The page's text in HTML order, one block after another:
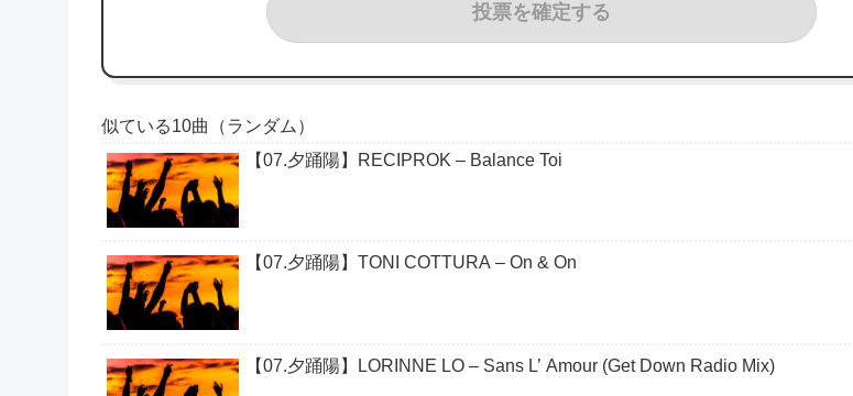
投票を確定する
似ている10曲（ランダム）
【07.夕踊陽】RECIPROK – Balance Toi
【07.夕踊陽】TONI COTTURA – On & On
【07.夕踊陽】LORINNE LO – Sans L’ Amour (Get Down Radio Mix)